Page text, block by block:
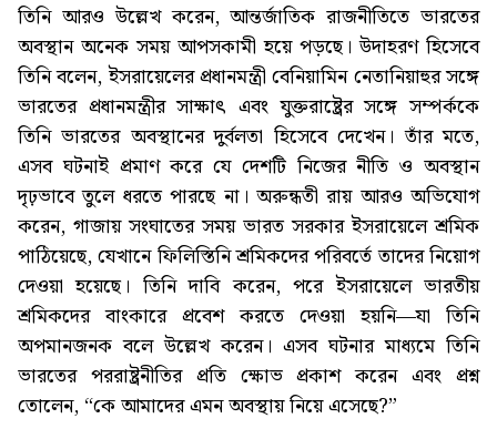
তিনি আরও উল্লেখ করেন, আন্তর্জাতিক রাজনীতিতে ভারতের
অবস্থান অনেক সময় আপসকামী হয়ে পড়ছে। উদাহরণ হিসেবে
তিনি বলেন, ইসরায়েলের প্রধানমন্ত্রী বেনিয়ামিন নেতানিয়াহুর সঙ্গে
ভারতের প্রধানমন্ত্রীর সাক্ষাৎ এবং যুক্তরাষ্ট্রের সঙ্গে সম্পর্ককে
তিনি ভারতের অবস্থানের দুর্বলতা হিসেবে দেখেন। তাঁর মতে,
এসব ঘটনাই প্রমাণ করে যে দেশটি নিজের নীতি ও অবস্থান
দৃঢ়ভাবে তুলে ধরতে পারছে না। অরুন্ধতী রায় আরও অভিযোগ
করেন, গাজায় সংঘাতের সময় ভারত সরকার ইসরায়েলে শ্রমিক
পাঠিয়েছে, যেখানে ফিলিস্তিনি শ্রমিকদের পরিবর্তে তাদের নিয়োগ
দেওয়া হয়েছে। তিনি দাবি করেন, পরে ইসরায়েলে ভারতীয়
শ্রমিকদের বাংকারে প্রবেশ করতে দেওয়া হয়নি—যা তিনি
অপমানজনক বলে উল্লেখ করেন। এসব ঘটনার মাধ্যমে তিনি
ভারতের পররাষ্ট্রনীতির প্রতি ক্ষোভ প্রকাশ করেন এবং প্রশ্ন
তোলেন, “কে আমাদের এমন অবস্থায় নিয়ে এসেছে?”